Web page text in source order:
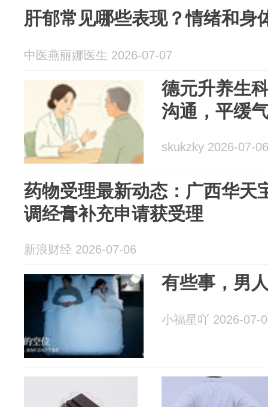
肝郁常见哪些表现？情绪和身
中医燕丽娜医生 2026-07-07
德元升养生
沟通，平缓
skukzky 2026-07-06
药物受理最新动态：广西华天
调经膏补充申请获受理
新浪财经 2026-07-06
有些事，男
小福星吖 2026-07-